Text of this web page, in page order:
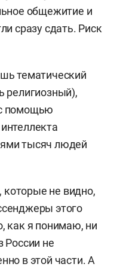
общежитие и
сразу сдать. Риск
тематический
религиозный),
помощью
тысяч людей
не видно,
этого
как я понимаю, ни
России не
в этой части. А